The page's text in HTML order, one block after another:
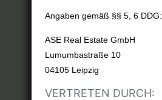
Angaben gemäß §§ 5, 6 DDG:
ASE Real Estate GmbH
Lumumbastraße 10
04105 Leipzig
VERTRETEN DURCH: